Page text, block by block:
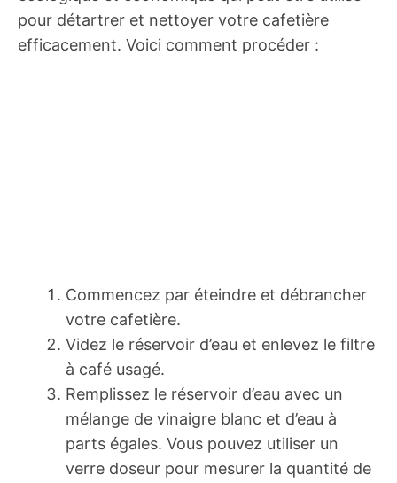
pour détartrer et nettoyer votre cafetière
efficacement. Voici comment procéder :
Commencez par éteindre et débrancher
votre cafetière.
Videz le réservoir d’eau et enlevez le filtre
à café usagé.
Remplissez le réservoir d’eau avec un
mélange de vinaigre blanc et d’eau à
parts égales. Vous pouvez utiliser un
verre doseur pour mesurer la quantité de